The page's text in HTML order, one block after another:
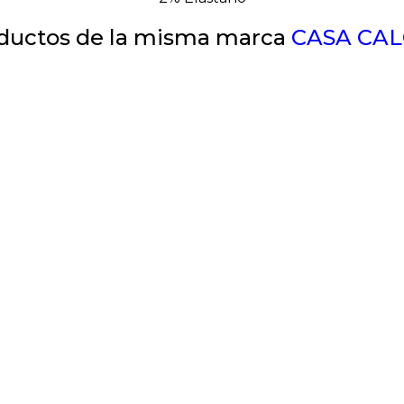
de la misma marca CASA